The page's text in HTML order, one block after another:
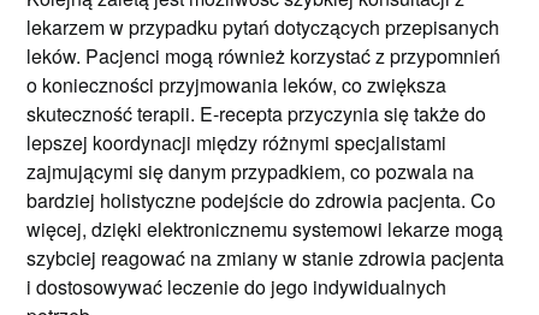
lekarzem w przypadku pytań dotyczących przepisanych
leków. Pacjenci mogą również korzystać z przypomnień
o konieczności przyjmowania leków, co zwiększa
skuteczność terapii. E-recepta przyczynia się także do
lepszej koordynacji między różnymi specjalistami
zajmującymi się danym przypadkiem, co pozwala na
bardziej holistyczne podejście do zdrowia pacjenta. Co
więcej, dzięki elektronicznemu systemowi lekarze mogą
szybciej reagować na zmiany w stanie zdrowia pacjenta
i dostosowywać leczenie do jego indywidualnych